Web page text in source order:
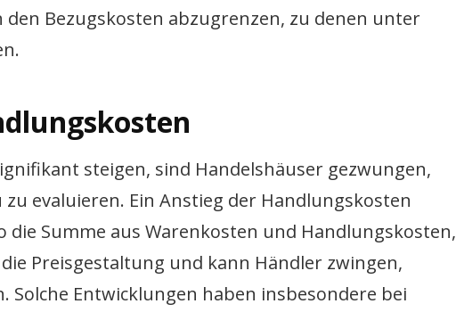
Bezugskosten abzugrenzen, zu denen unter
steigen, sind Handelshäuser gezwungen,
evaluieren. Ein Anstieg der Handlungskosten
die Summe aus Warenkosten und Handlungskosten,
Preisgestaltung und kann Händler zwingen,
Entwicklungen haben insbesondere bei